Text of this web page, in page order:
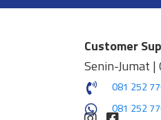
Customer
Senin-Jumat
081 252
081 252